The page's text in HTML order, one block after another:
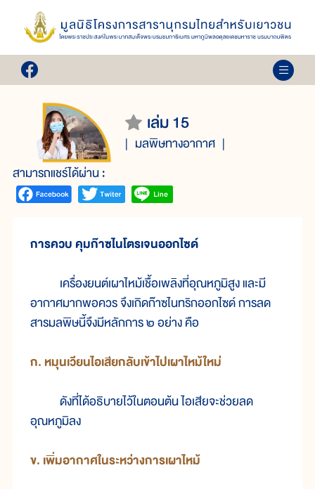
เล่ม 15
มลพิษทางอากาศ
สามารถแชร์ได้ผ่าน :
การควบ คุมก๊าซไนโตรเจนออกไซด์
เครื่องยนต์เผาไหม้เชื้อเพลิงที่อุณหภูมิสูง และมี
อากาศมากพอควร จึงเกิดก๊าซไนทริกออกไซด์ การลด
สารมลพิษนี้จึงมีหลักการ ๒ อย่าง คือ
ก. หมุนเวียนไอเสียกลับเข้าไปเผาไหม้ใหม่
ดังที่ได้อธิบายไว้ในตอนต้น ไอเสียจะช่วยลด
อุณหภูมิลง
ข. เพิ่มอากาศในระหว่างการเผาไหม้